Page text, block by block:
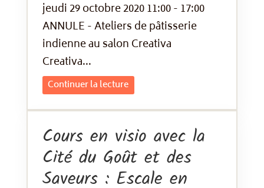
jeudi 29 octobre 2020 11:00 - 17:00
ANNULE - Ateliers de pâtisserie
indienne au salon Creativa
Creativa...
Continuer la lecture
Cours en visio avec la
Cité du Goût et des
Saveurs : Escale en